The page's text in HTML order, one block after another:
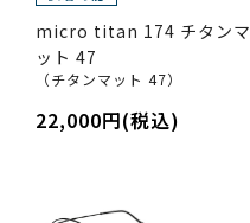
micro titan 174 チタンマ
ット 47
（チタンマット 47）
22,000円(税込)